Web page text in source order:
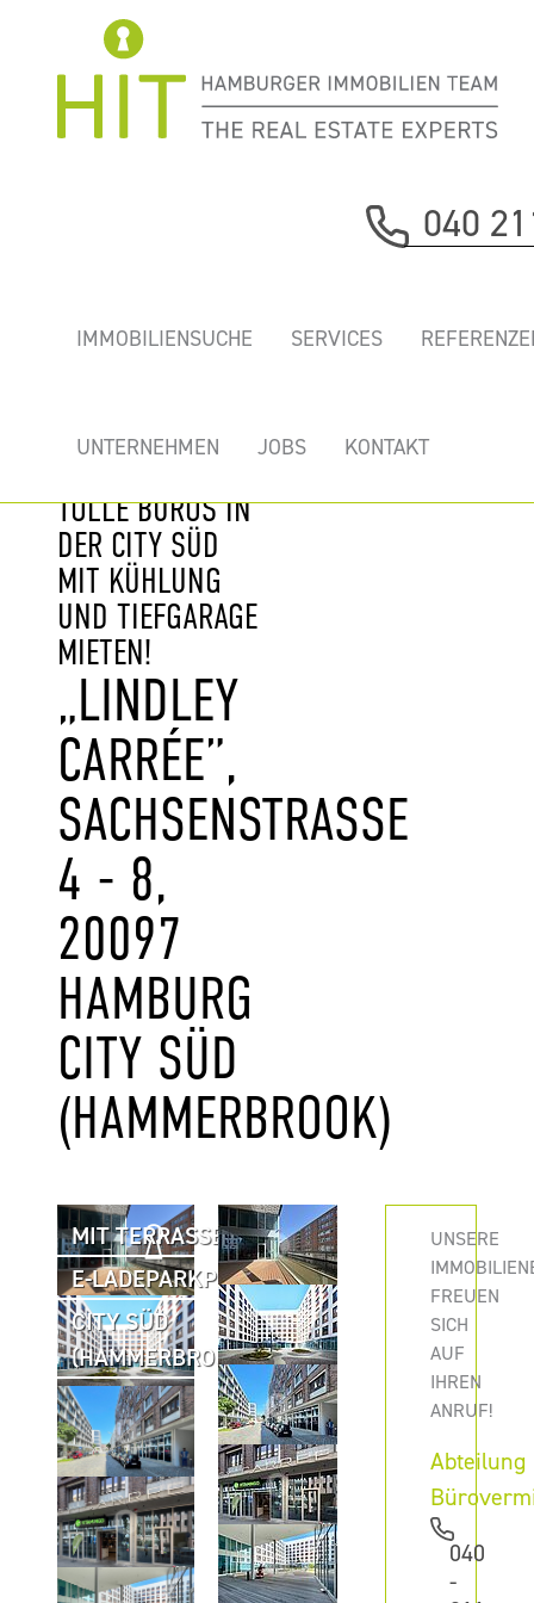
040
IMMOBILIENSUCHE SERVICES
UNTERNEHMEN JOBS KONTAKT
„LINDLEY
ÖKOLOGISCH
TOLLE BÜROS IN
DER CITY SÜD
MIT KÜHLUNG
UND TIEFGARAGE
MIETEN!
„LINDLEY
CARRÉE”,
SACHSENSTRASSE 4
- 8, 2
0097 H
AMBURG C
ITY SÜD (
HAMMERBROOK)
MIT TERRASSE
E-LADEPARKPLÄTZE
CITY SÜD
(HAMMERBROOK)
UNSERE
FREUEN
SICH
AUF
IHREN
ANRUF!
Abteilung
040
-